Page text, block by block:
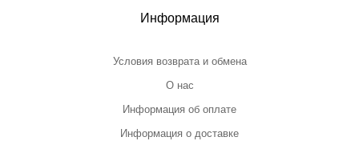
Информация
Условия возврата и обмена
О нас
Информация об оплате
Информация о доставке